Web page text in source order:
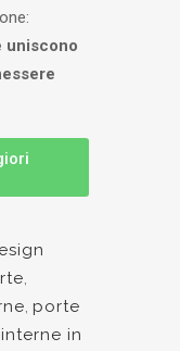
uniscono
,
, porte
in